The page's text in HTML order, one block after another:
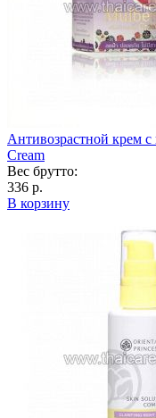
Антивозрастной крем
Cream
Вес брутто:
336 р.
В корзину